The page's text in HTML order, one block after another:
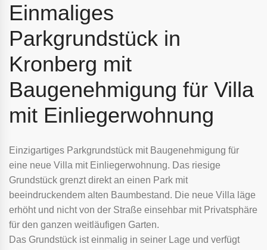
Einmaliges
Parkgrundstück in
Kronberg mit
Baugenehmigung für Villa
mit Einliegerwohnung
Einzigartiges Parkgrundstück mit Baugenehmigung für
eine neue Villa mit Einliegerwohnung. Das riesige
Grundstück grenzt direkt an einen Park mit
beeindruckendem alten Baumbestand. Die neue Villa läge
erhöht und nicht von der Straße einsehbar mit Privatsphäre
für den ganzen weitläufigen Garten.
Das Grundstück ist einmalig in seiner Lage und verfügt